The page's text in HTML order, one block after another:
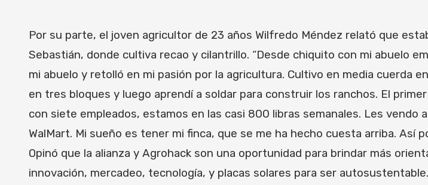
Por su parte, el joven agricultor de 23 años Wilfredo Méndez relató que
Sebastián, donde cultiva recao y cilantrillo. “Desde chiquito con mi abuelo
mi abuelo y retolló en mi pasión por la agricultura. Cultivo en media cuerda
en tres bloques y luego aprendí a soldar para construir los ranchos. El
con siete empleados, estamos en las casi 800 libras semanales. Les vendo
WalMart. Mi sueño es tener mi finca, que se me ha hecho cuesta arriba. Así
Opinó que la alianza y Agrohack son una oportunidad para brindar más
innovación, mercadeo, tecnología, y placas solares para ser autosustentable.